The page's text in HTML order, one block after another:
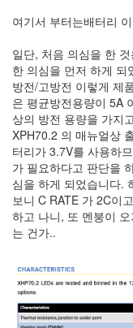
여기서 부터는배터리
일단, 처음 의심을 한
한 의심을 먼저 하게
방전/고방전 이렇게 제
은 평균방전용량이 5A
상의 방전 용량을 가지
XPH70.2 의 매뉴얼상
터리가 3.7V를 사용하
가 필요하다고 판단을
심을 하게 되었습니다.
보니 C RATE 가 2C이
하고 나니, 또 멘붕이
는 건가..
엑
빔
XPH70.2
1
by
김
정
균